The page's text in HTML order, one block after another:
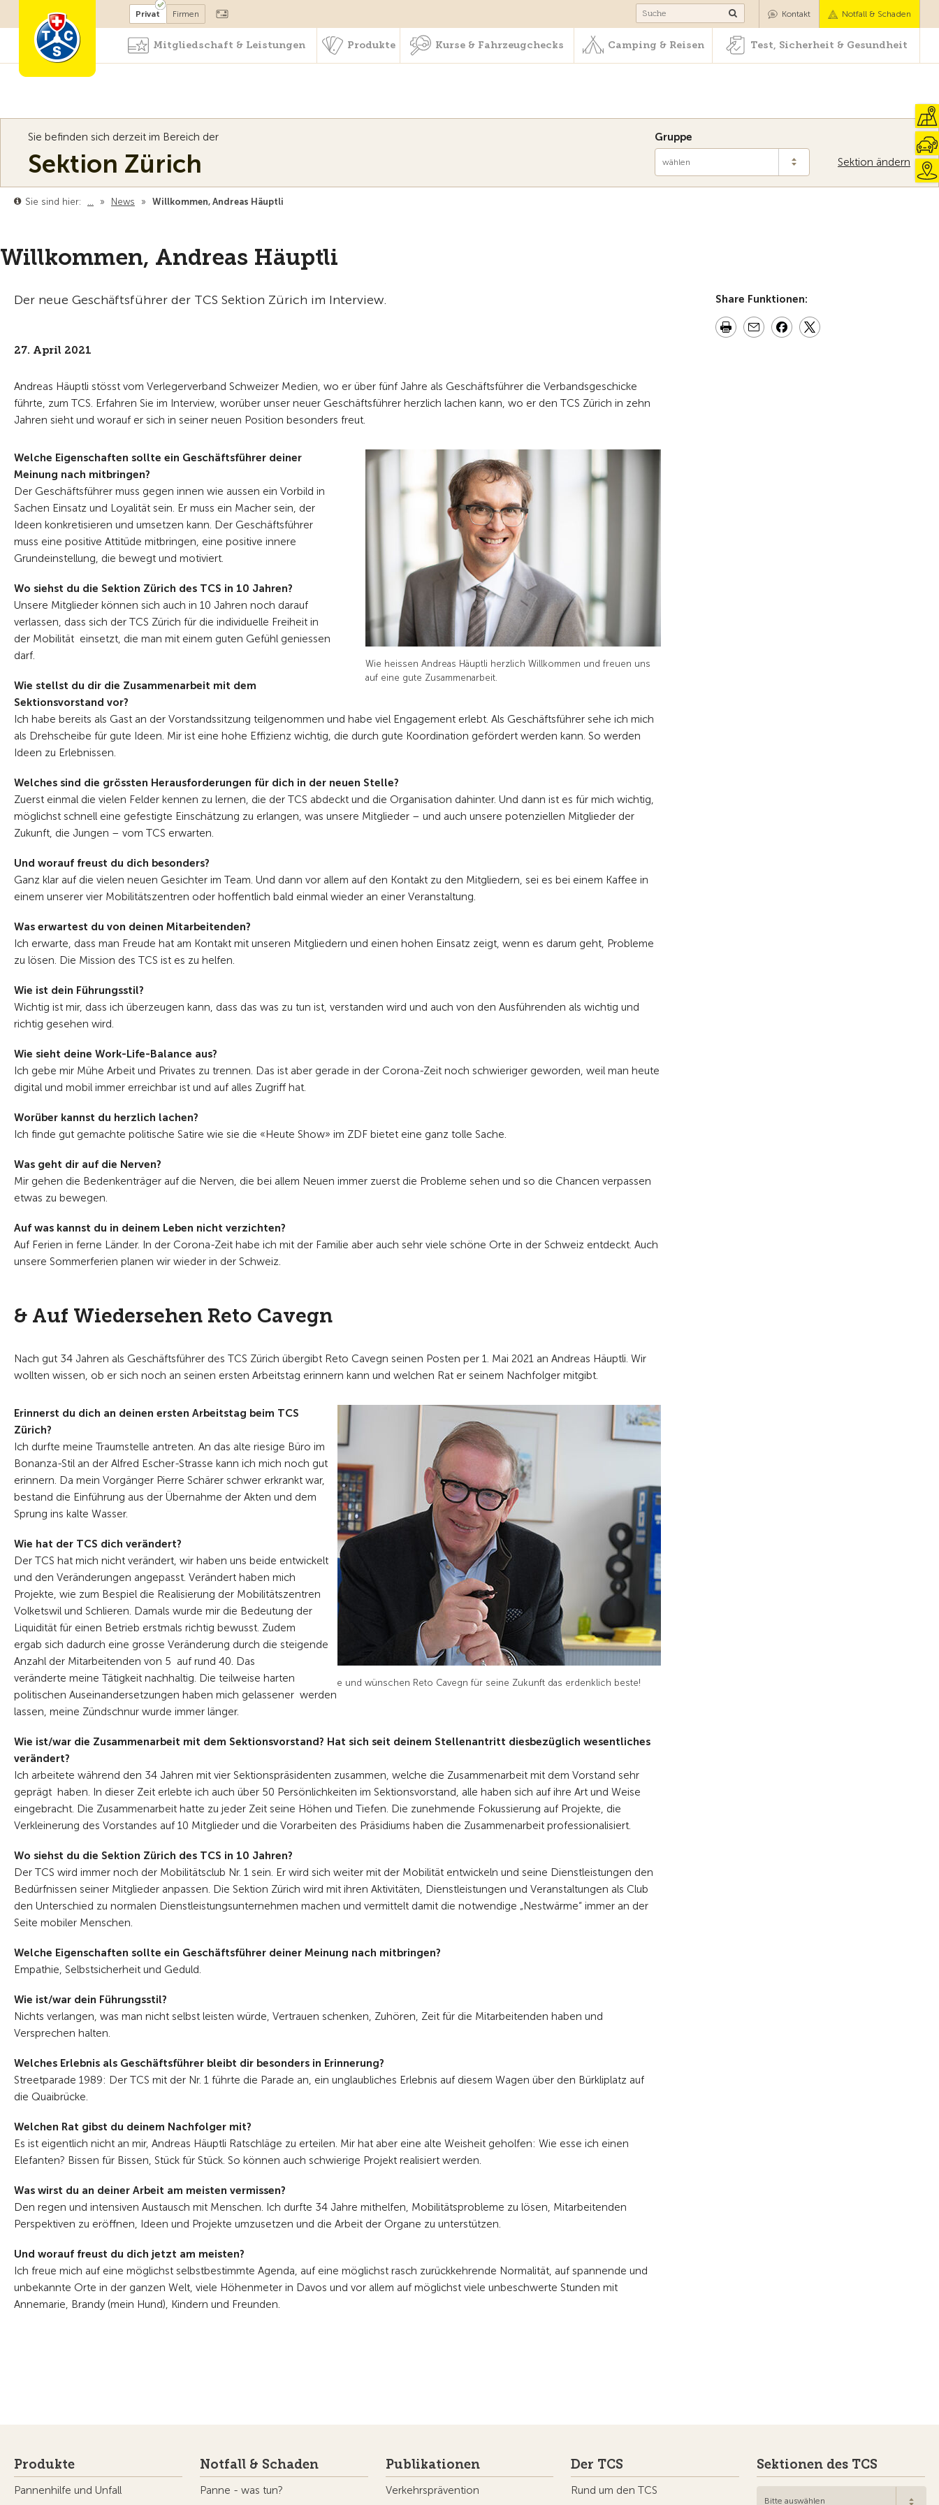
Mitglied werden Camping & Reisen Test, Sicherheit & Gesundheit
Privat Firmen Kontakt Notfall & Schaden
Mitgliedschaft & Leistungen Produkte Kurse & Fahrzeugchecks Camping & Reisen Test, Sicherheit & Gesundheit
Sie befinden sich derzeit im Bereich der
Sektion Zürich Sektion ändern
Gruppe
wählen
Sie sind hier: … » News » Willkommen, Andreas Häuptli
Willkommen, Andreas Häuptli
Der neue Geschäftsführer der TCS Sektion Zürich im Interview.
27. April 2021
Andreas Häuptli stösst vom Verlegerverband Schweizer Medien, wo er über fünf Jahre als Geschäftsführer die Verbandsgeschicke
führte, zum TCS. Erfahren Sie im Interview, worüber unser neuer Geschäftsführer herzlich lachen kann, wo er den TCS Zürich in zehn
Jahren sieht und worauf er sich in seiner neuen Position besonders freut.
Wie heissen Andreas Häuptli herzlich Willkommen und freuen uns
auf eine gute Zusammenarbeit.
Welche Eigenschaften sollte ein Geschäftsführer deiner
Meinung nach mitbringen?
Der Geschäftsführer muss gegen innen wie aussen ein Vorbild in
Sachen Einsatz und Loyalität sein. Er muss ein Macher sein, der
Ideen konkretisieren und umsetzen kann. Der Geschäftsführer
muss eine positive Attitüde mitbringen, eine positive innere
Grundeinstellung, die bewegt und motiviert.
Wo siehst du die Sektion Zürich des TCS in 10 Jahren?
Unsere Mitglieder können sich auch in 10 Jahren noch darauf
verlassen, dass sich der TCS Zürich für die individuelle Freiheit in
der Mobilität einsetzt, die man mit einem guten Gefühl geniessen
darf.
Wie stellst du dir die Zusammenarbeit mit dem
Sektionsvorstand vor?
Ich habe bereits als Gast an der Vorstandssitzung teilgenommen und habe viel Engagement erlebt. Als Geschäftsführer sehe ich mich
als Drehscheibe für gute Ideen. Mir ist eine hohe Effizienz wichtig, die durch gute Koordination gefördert werden kann. So werden
Ideen zu Erlebnissen.
Welches sind die grössten Herausforderungen für dich in der neuen Stelle?
Zuerst einmal die vielen Felder kennen zu lernen, die der TCS abdeckt und die Organisation dahinter. Und dann ist es für mich wichtig,
möglichst schnell eine gefestigte Einschätzung zu erlangen, was unsere Mitglieder – und auch unsere potenziellen Mitglieder der
Zukunft, die Jungen – vom TCS erwarten.
Und worauf freust du dich besonders?
Ganz klar auf die vielen neuen Gesichter im Team. Und dann vor allem auf den Kontakt zu den Mitgliedern, sei es bei einem Kaffee in
einem unserer vier Mobilitätszentren oder hoffentlich bald einmal wieder an einer Veranstaltung.
Was erwartest du von deinen Mitarbeitenden?
Ich erwarte, dass man Freude hat am Kontakt mit unseren Mitgliedern und einen hohen Einsatz zeigt, wenn es darum geht, Probleme
zu lösen. Die Mission des TCS ist es zu helfen.
Wie ist dein Führungsstil?
Wichtig ist mir, dass ich überzeugen kann, dass das was zu tun ist, verstanden wird und auch von den Ausführenden als wichtig und
richtig gesehen wird.
Wie sieht deine Work-Life-Balance aus?
Ich gebe mir Mühe Arbeit und Privates zu trennen. Das ist aber gerade in der Corona-Zeit noch schwieriger geworden, weil man heute
digital und mobil immer erreichbar ist und auf alles Zugriff hat.
Worüber kannst du herzlich lachen?
Ich finde gut gemachte politische Satire wie sie die «Heute Show» im ZDF bietet eine ganz tolle Sache.
Was geht dir auf die Nerven?
Mir gehen die Bedenkenträger auf die Nerven, die bei allem Neuen immer zuerst die Probleme sehen und so die Chancen verpassen
etwas zu bewegen.
Auf was kannst du in deinem Leben nicht verzichten?
Auf Ferien in ferne Länder. In der Corona-Zeit habe ich mit der Familie aber auch sehr viele schöne Orte in der Schweiz entdeckt. Auch
unsere Sommerferien planen wir wieder in der Schweiz.
& Auf Wiedersehen Reto Cavegn
Nach gut 34 Jahren als Geschäftsführer des TCS Zürich übergibt Reto Cavegn seinen Posten per 1. Mai 2021 an Andreas Häuptli. Wir
wollten wissen, ob er sich noch an seinen ersten Arbeitstag erinnern kann und welchen Rat er seinem Nachfolger mitgibt.
Wir sagen Danke und wünschen Reto Cavegn für seine Zukunft das erdenklich beste!
Erinnerst du dich an deinen ersten Arbeitstag beim TCS
Zürich?
Ich durfte meine Traumstelle antreten. An das alte riesige Büro im
Bonanza-Stil an der Alfred Escher-Strasse kann ich mich noch gut
erinnern. Da mein Vorgänger Pierre Schärer schwer erkrankt war,
bestand die Einführung aus der Übernahme der Akten und dem
Sprung ins kalte Wasser.
Wie hat der TCS dich verändert?
Der TCS hat mich nicht verändert, wir haben uns beide entwickelt
und den Veränderungen angepasst. Verändert haben mich
Projekte, wie zum Bespiel die Realisierung der Mobilitätszentren
Volketswil und Schlieren. Damals wurde mir die Bedeutung der
Liquidität für einen Betrieb erstmals richtig bewusst. Zudem
ergab sich dadurch eine grosse Veränderung durch die steigende
Anzahl der Mitarbeitenden von 5 auf rund 40. Das
veränderte meine Tätigkeit nachhaltig. Die teilweise harten
politischen Auseinandersetzungen haben mich gelassener werden
lassen, meine Zündschnur wurde immer länger.
Wie ist/war die Zusammenarbeit mit dem Sektionsvorstand? Hat sich seit deinem Stellenantritt diesbezüglich wesentliches
verändert?
Ich arbeitete während den 34 Jahren mit vier Sektionspräsidenten zusammen, welche die Zusammenarbeit mit dem Vorstand sehr
geprägt haben. In dieser Zeit erlebte ich auch über 50 Persönlichkeiten im Sektionsvorstand, alle haben sich auf ihre Art und Weise
eingebracht. Die Zusammenarbeit hatte zu jeder Zeit seine Höhen und Tiefen. Die zunehmende Fokussierung auf Projekte, die
Verkleinerung des Vorstandes auf 10 Mitglieder und die Vorarbeiten des Präsidiums haben die Zusammenarbeit professionalisiert.
Wo siehst du die Sektion Zürich des TCS in 10 Jahren?
Der TCS wird immer noch der Mobilitätsclub Nr. 1 sein. Er wird sich weiter mit der Mobilität entwickeln und seine Dienstleistungen den
Bedürfnissen seiner Mitglieder anpassen. Die Sektion Zürich wird mit ihren Aktivitäten, Dienstleistungen und Veranstaltungen als Club
den Unterschied zu normalen Dienstleistungsunternehmen machen und vermittelt damit die notwendige „Nestwärme“ immer an der
Seite mobiler Menschen.
Welche Eigenschaften sollte ein Geschäftsführer deiner Meinung nach mitbringen?
Empathie, Selbstsicherheit und Geduld.
Wie ist/war dein Führungsstil?
Nichts verlangen, was man nicht selbst leisten würde, Vertrauen schenken, Zuhören, Zeit für die Mitarbeitenden haben und
Versprechen halten.
Welches Erlebnis als Geschäftsführer bleibt dir besonders in Erinnerung?
Streetparade 1989: Der TCS mit der Nr. 1 führte die Parade an, ein unglaubliches Erlebnis auf diesem Wagen über den Bürkliplatz auf
die Quaibrücke.
Welchen Rat gibst du deinem Nachfolger mit?
Es ist eigentlich nicht an mir, Andreas Häuptli Ratschläge zu erteilen. Mir hat aber eine alte Weisheit geholfen: Wie esse ich einen
Elefanten? Bissen für Bissen, Stück für Stück. So können auch schwierige Projekt realisiert werden.
Was wirst du an deiner Arbeit am meisten vermissen?
Den regen und intensiven Austausch mit Menschen. Ich durfte 34 Jahre mithelfen, Mobilitätsprobleme zu lösen, Mitarbeitenden
Perspektiven zu eröffnen, Ideen und Projekte umzusetzen und die Arbeit der Organe zu unterstützen.
Und worauf freust du dich jetzt am meisten?
Ich freue mich auf eine möglichst selbstbestimmte Agenda, auf eine möglichst rasch zurückkehrende Normalität, auf spannende und
unbekannte Orte in der ganzen Welt, viele Höhenmeter in Davos und vor allem auf möglichst viele unbeschwerte Stunden mit
Annemarie, Brandy (mein Hund), Kindern und Freunden.
Share Funktionen:
Produkte
Pannenhilfe und Unfall
Notfall & Schaden
Panne - was tun?
Publikationen
Verkehrsprävention
Der TCS
Rund um den TCS
Sektionen des TCS
Bitte auswählen